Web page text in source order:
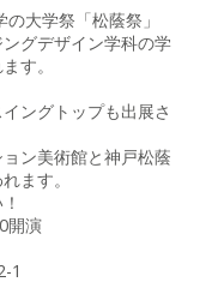
大学祭「松蔭祭」
グデザイン学科の学
す。
ングトップも出展さ
ン美術館と神戸松蔭
ます。
開演
1